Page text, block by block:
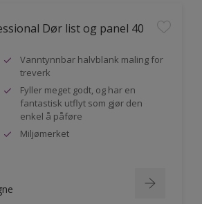
Dør list og panel 40
Vanntynnbar halvblank maling for
treverk
Fyller meget godt, og har en
fantastisk utflyt som gjør den
enkel å påføre
Miljømerket